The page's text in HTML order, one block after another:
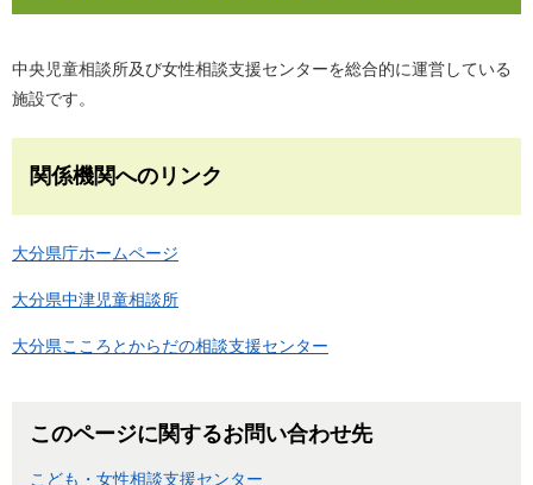
中央児童相談所及び女性相談支援センターを総合的に運営している
施設です。
関係機関へのリンク
大分県庁ホームページ
大分県中津児童相談所
大分県こころとからだの相談支援センター
このページに関するお問い合わせ先
こども・女性相談支援センター